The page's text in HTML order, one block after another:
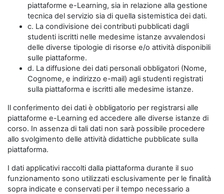
piattaforme e-Learning, sia in relazione alla gestione
tecnica del servizio sia di quella sistemistica dei dati.
c. La condivisione dei contributi pubblicati dagli
studenti iscritti nelle medesime istanze avvalendosi
delle diverse tipologie di risorse e/o attività disponibili
sulle piattaforme.
d. La diffusione dei dati personali obbligatori (Nome,
Cognome, e indirizzo e-mail) agli studenti registrati
sulla piattaforma e iscritti alle medesime istanze.
Il conferimento dei dati è obbligatorio per registrarsi alle
piattaforme e-Learning ed accedere alle diverse istanze di
corso. In assenza di tali dati non sarà possibile procedere
allo svolgimento delle attività didattiche pubblicate sulla
piattaforma.
I dati applicativi raccolti dalla piattaforma durante il suo
funzionamento sono utilizzati esclusivamente per le finalità
sopra indicate e conservati per il tempo necessario a